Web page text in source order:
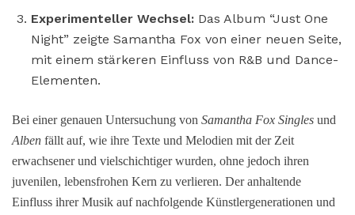
Experimenteller Wechsel: Das Album “Just One
Night” zeigte Samantha Fox von einer neuen Seite,
mit einem stärkeren Einfluss von R&B und Dance-
Elementen.
Bei einer genauen Untersuchung von Samantha Fox Singles und
Alben fällt auf, wie ihre Texte und Melodien mit der Zeit
erwachsener und vielschichtiger wurden, ohne jedoch ihren
juvenilen, lebensfrohen Kern zu verlieren. Der anhaltende
Einfluss ihrer Musik auf nachfolgende Künstlergenerationen und